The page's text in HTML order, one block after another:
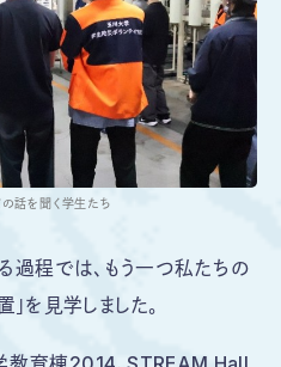
話を聞く学生たち
過程では、もう一つ私たちの
を見学しました。